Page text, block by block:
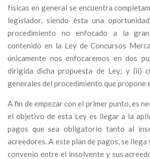
físicas en general se encuentra
legislador, siendo ésta una
procedimiento no enfocado a la
contenido en la Ley de Concursos
únicamente nos enfocaremos en dos
dirigida dicha propuesta de Ley; y (ii)
generales del procedimiento que propone
A fin de empezar con el primer punto, es
el objetivo de esta Ley es llegar a la
pagos que sea obligatorio tanto al
acreedores. A este plan de pagos, se llega
convenio entre el insolvente y sus